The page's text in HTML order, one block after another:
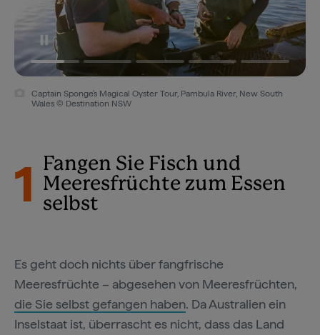
Captain Sponge's Magical Oyster Tour, Pambula River, New South
Wales © Destination NSW
1
Fangen Sie Fisch und
Meeresfrüchte zum Essen
selbst
Es geht doch nichts über fangfrische
Meeresfrüchte – abgesehen von Meeresfrüchten,
die Sie selbst gefangen haben. Da Australien ein
Inselstaat ist, überrascht es nicht, dass das Land